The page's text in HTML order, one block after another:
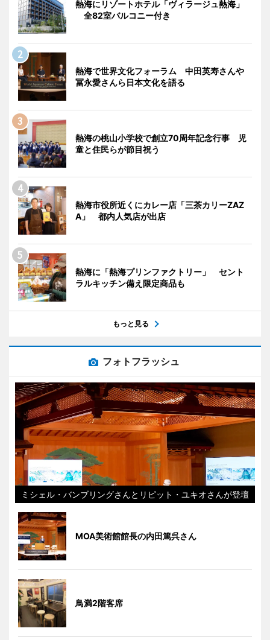
熱海にリゾートホテル「ヴィラージュ熱海」
全82室バルコニー付き
熱海で世界文化フォーラム 中田英寿さんや
冨永愛さんら日本文化を語る
熱海の桃山小学校で創立70周年記念行事 児
童と住民らが節目祝う
熱海市役所近くにカレー店「三茶カリーZAZ
A」 都内人気店が出店
熱海に「熱海プリンファクトリー」 セント
ラルキッチン備え限定商品も
もっと見る
フォトフラッシュ
ミシェル・バンブリングさんとリピット・ユキオさんが登壇
MOA美術館館長の内田篤呉さん
鳥満2階客席